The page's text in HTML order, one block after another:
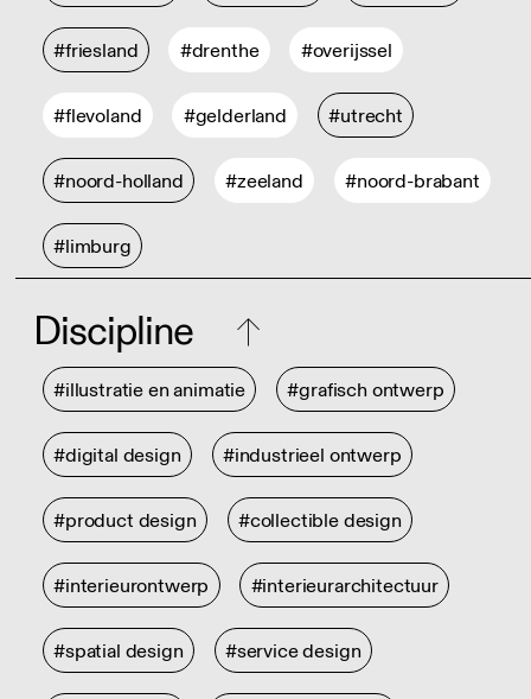
#friesland #drenthe #overijssel
#flevoland #gelderland #utrecht
#noord-holland #zeeland #noord-brabant
#limburg
Discipline
#illustratie en animatie #grafisch ontwerp
#digital design #industrieel ontwerp
#product design #collectible design
#interieurontwerp #interieurarchitectuur
#spatial design #service design